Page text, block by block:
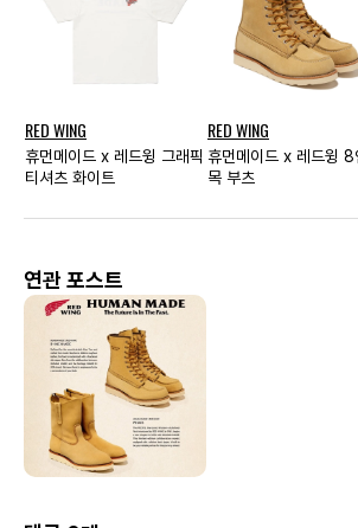
RED WING
휴먼메이드 x 레드윙 그래픽
티셔츠 화이트
RED WING
휴먼메이드 x 레드윙 8
목 부츠
연관 포스트